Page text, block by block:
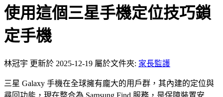
使用這個三星手機定位技巧鎖
定手機
林冠宇 更新於 2025-12-19 屬於文件夾: 家長監護
三星 Galaxy 手機在全球擁有龐大的用戶群，其內建的定位與
尋回功能，現在整合為 Samsung Find 服務，是保障裝置安